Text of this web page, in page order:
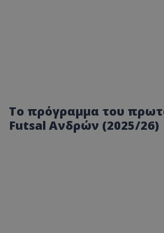
Το πρόγραμμα του
Futsal Ανδρών (2025/26)